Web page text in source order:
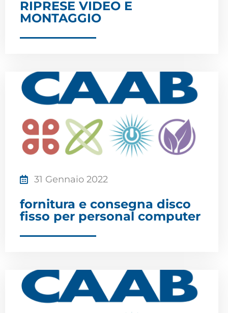
RIPRESE VIDEO E
MONTAGGIO
31 Gennaio 2022
fornitura e consegna disco
fisso per personal computer